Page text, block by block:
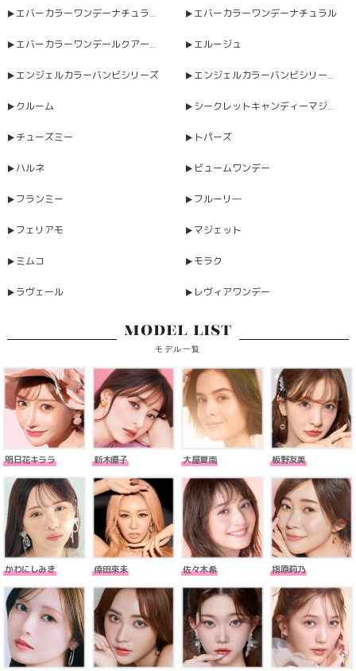
エバーカラーワンデーナチュラルモイストレーベルUV エバーカラーワンデーナチュラル
エバーカラーワンデールクアージュ エルージュ
エンジェルカラーバンビシリーズ エンジェルカラーバンビシリーズヴィンテージワンデー
クルーム シークレットキャンディーマジックワンデー
チューズミー トパーズ
ハルネ ビュームワンデー
フランミー フルーリ―
フェリアモ マジェット
ミムコ モラク
ラヴェール レヴィアワンデー
MODEL LIST
モデル一覧
明日花キララ 新木優子 大屋夏南 板野友美
かわにしみき 倖田來未 佐々木希 指原莉乃